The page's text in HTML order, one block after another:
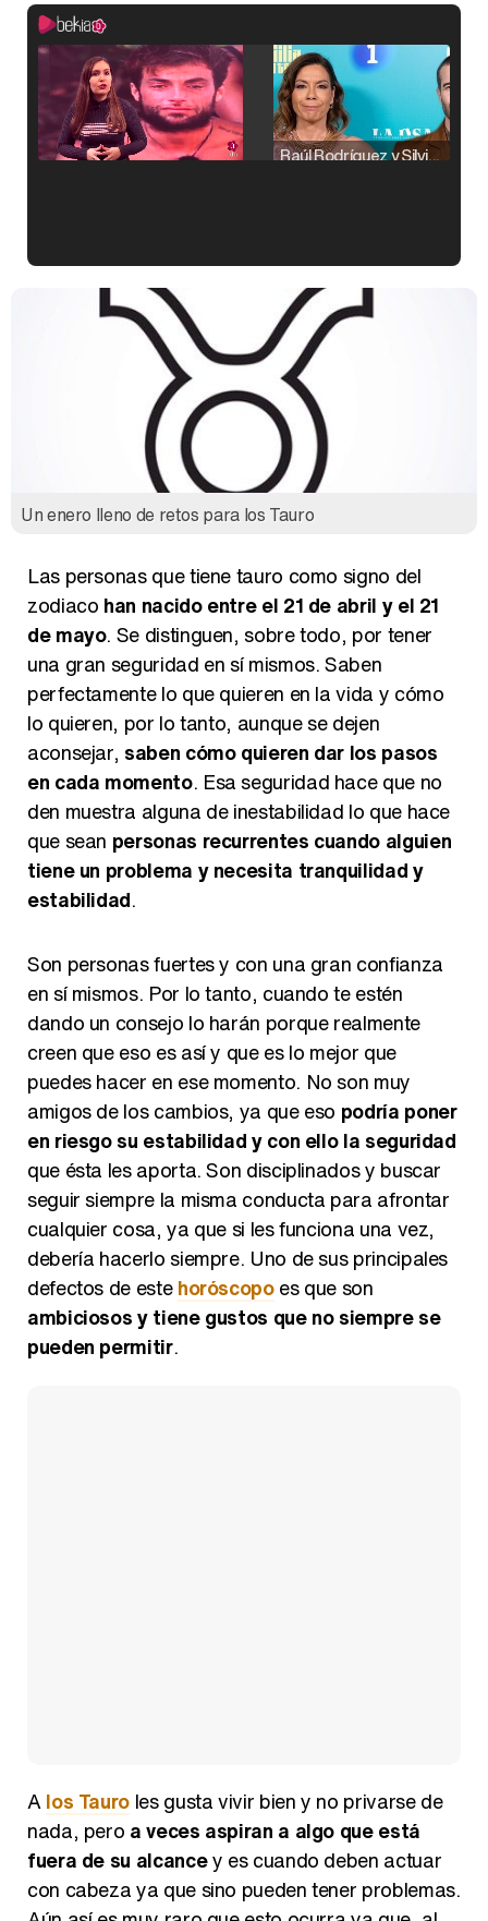
Raúl Rodríguez y Silvia Taulés nos cuentan su papel en 'La familia de la tele'
Manu Baqueiro: "Tuve como referente a Bruce Willis en 'Luz de Luna' para mi trabajo en la serie 'Perdiendo el juicio'"
Un enero lleno de retos para los Tauro
Las personas que tiene tauro como signo del
zodiaco han nacido entre el 21 de abril y el 21
de mayo. Se distinguen, sobre todo, por tener
una gran seguridad en sí mismos. Saben
perfectamente lo que quieren en la vida y cómo
lo quieren, por lo tanto, aunque se dejen
aconsejar, saben cómo quieren dar los pasos
en cada momento. Esa seguridad hace que no
den muestra alguna de inestabilidad lo que hace
que sean personas recurrentes cuando alguien
tiene un problema y necesita tranquilidad y
estabilidad.
Son personas fuertes y con una gran confianza
en sí mismos. Por lo tanto, cuando te estén
dando un consejo lo harán porque realmente
creen que eso es así y que es lo mejor que
puedes hacer en ese momento. No son muy
amigos de los cambios, ya que eso podría poner
en riesgo su estabilidad y con ello la seguridad
que ésta les aporta. Son disciplinados y buscar
seguir siempre la misma conducta para afrontar
cualquier cosa, ya que si les funciona una vez,
debería hacerlo siempre. Uno de sus principales
defectos de estehoróscopoes que son
ambiciosos y tiene gustos que no siempre se
pueden permitir.
Alos Tauro les gusta vivir bien y no privarse de
nada, pero a veces aspiran a algo que está
fuera de su alcancey es cuando deben actuar
con cabeza ya que sino pueden tener problemas.